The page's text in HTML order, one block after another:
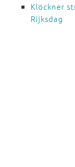
Klöckner
Rijksdag